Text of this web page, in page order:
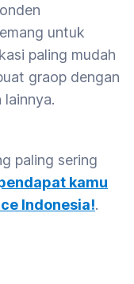
untuk
paling mudah
graop dengan
paling sering
kamu
Indonesia!.